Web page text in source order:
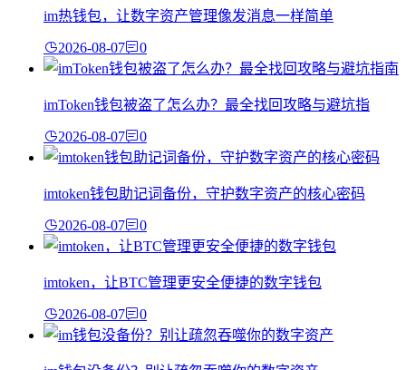
im热钱包，让数字资产管理像发消息一样简单
2026-08-07 0
imToken钱包被盗了怎么办？最全找回攻略与避坑指
2026-08-07 0
imtoken钱包助记词备份，守护数字资产的核心密码
2026-08-07 0
imtoken，让BTC管理更安全便捷的数字钱包
2026-08-07 0